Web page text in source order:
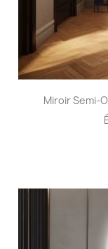
Miroir Semi-